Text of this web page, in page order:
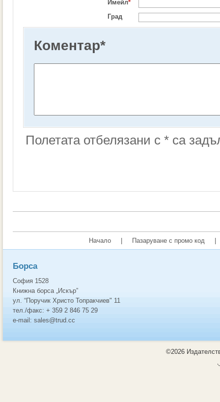
Имейл*
Град
Коментар*
Полетата отбелязани с * са
Начало Пазаруване с промо код
Борса
София 1528
Книжна борса „Искър”
ул. “Поручик Христо Топракчиев" 11
тел./факс: + 359 2 846 75 29
e-mail: sales@trud.cc
©2026